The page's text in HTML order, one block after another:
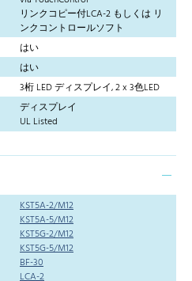
リンクコピー付LCA-2 もしくは リ
ンクコントロールソフト
はい
はい
3桁 LED ディスプレイ, 2 x 3色LED
ディスプレイ
UL Listed
KST5A-2/M12
KST5A-5/M12
KST5G-2/M12
KST5G-5/M12
BF-30
LCA-2